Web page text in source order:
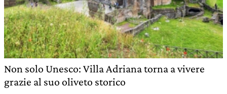
Non solo Unesco: Villa Adriana torna a vivere
grazie al suo oliveto storico